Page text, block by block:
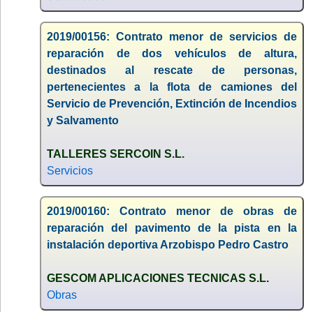
2019/00156: Contrato menor de servicios de
reparación de dos vehículos de altura,
destinados al rescate de personas,
pertenecientes a la flota de camiones del
Servicio de Prevención, Extinción de Incendios
y Salvamento
TALLERES SERCOIN S.L.
Servicios
2019/00160: Contrato menor de obras de
reparación del pavimento de la pista en la
instalación deportiva Arzobispo Pedro Castro
GESCOM APLICACIONES TECNICAS S.L.
Obras